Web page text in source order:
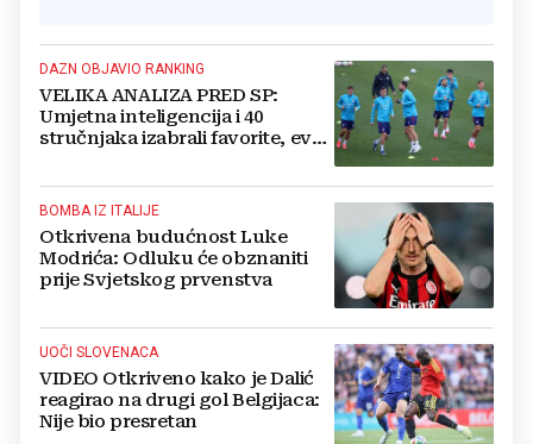
DAZN OBJAVIO RANKING
VELIKA ANALIZA PRED SP:
Umjetna inteligencija i 40
stručnjaka izabrali favorite, evo
BOMBA IZ ITALIJE
Otkrivena budućnost Luke
Modrića: Odluku će obznaniti
prije Svjetskog prvenstva
UOČI SLOVENACA
VIDEO Otkriveno kako je Dalić
reagirao na drugi gol Belgijaca:
Nije bio presretan